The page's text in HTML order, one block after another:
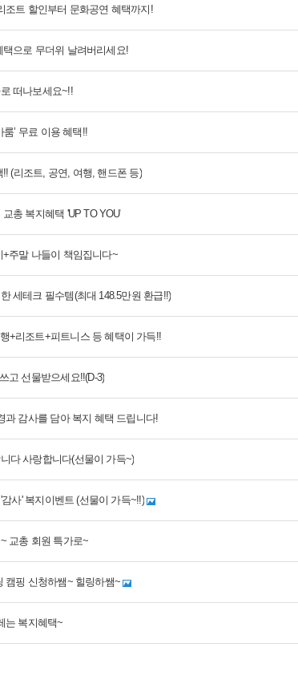
조트 할인부터 문화공연 혜택까지!
으로 무더위 날려버리세요!
떠나보세요~!!
룸’ 무료 이용 혜택!!
(리조트, 공연, 여행, 핸드폰 등)
총 복지혜택 'UP TO YOU'
주말 나들이 책임집니다~
세테크 필수템(최대 148.5만원 환급!!)
+리조트+피트니스 등 혜택이 가득!!
고 선물받으세요!!(D-3)
과 감사를 담아 복지 혜택 드립니다!
다 사랑합니다(선물이 가득~)
사' 복지이벤트 (선물이 가득~!!)
교총 회원 특가로~
캠핑 신청하쌤~ 힐링하쌤~
는 복지혜택~